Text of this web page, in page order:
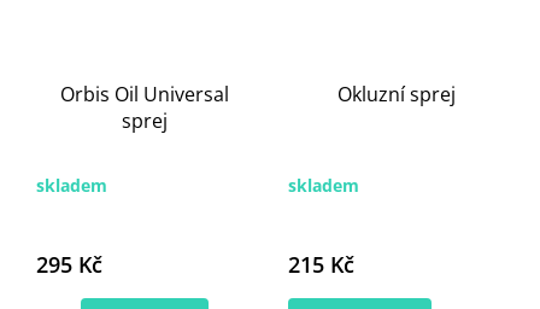
Orbis Oil Universal
sprej
skladem
295 Kč
Okluzní sprej
skladem
215 Kč